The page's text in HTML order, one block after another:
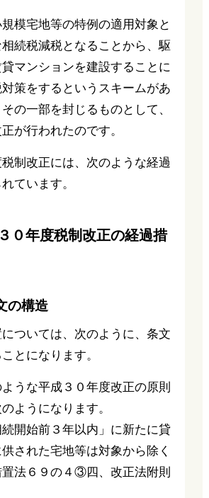
模宅地等の特例の適用対象と
続税減税となることから、駆
マンションを建設することに
策をするというスキームがあ
の一部を封じるものとして、
が行われたのです。
制改正には、次のような経過
ています。
０年度税制改正の経過措
の構造
ついては、次のように、条文
とになります。
うな平成３０年度改正の原則
ようになります。
開始前３年以内」に新たに貸
された宅地等は対象から除く
置法６９の４③四、改正法附則